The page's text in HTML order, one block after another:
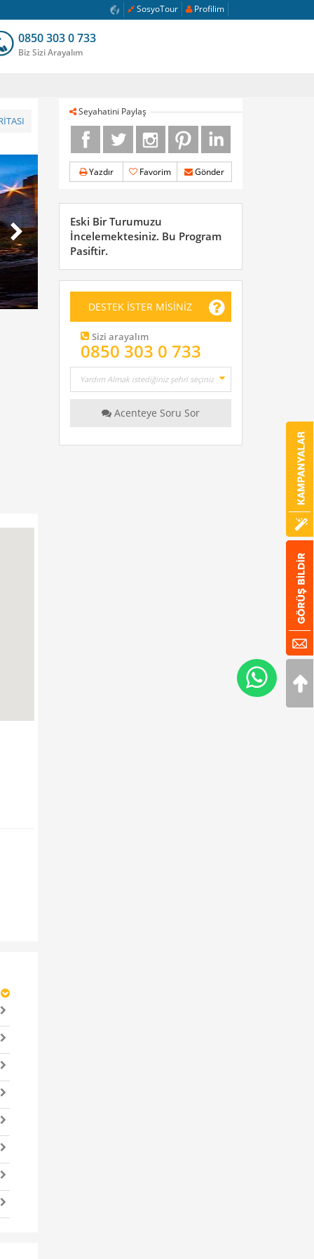
Profilim
SosyoTour
0850 303 0 733
Biz Sizi Arayalım
Seyahatini Paylaş
Yazdır Favorim Gönder
Eski Bir Turumuzu
İncelemektesiniz. Bu Program
Pasiftir.
DESTEK İSTER MİSİNİZ
Sizi arayalım
0850 303 0 733
Acenteye Soru Sor